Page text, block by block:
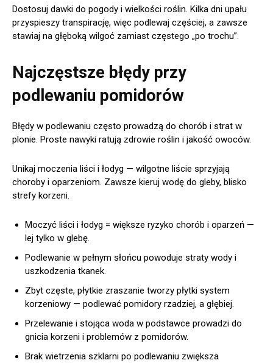
Dostosuj dawki do pogody i wielkości roślin. Kilka dni upału
przyspieszy transpirację, więc podlewaj częściej, a zawsze
stawiaj na głęboką wilgoć zamiast częstego „po trochu”.
Najczęstsze błędy przy
podlewaniu pomidorów
Błędy w podlewaniu często prowadzą do chorób i strat w
plonie. Proste nawyki ratują zdrowie roślin i jakość owoców.
Unikaj moczenia liści i łodyg — wilgotne liście sprzyjają
choroby i oparzeniom. Zawsze kieruj wodę do gleby, blisko
strefy korzeni.
Moczyć liści i łodyg = większe ryzyko chorób i oparzeń —
lej tylko w glebę.
Podlewanie w pełnym słońcu powoduje straty wody i
uszkodzenia tkanek.
Zbyt częste, płytkie zraszanie tworzy płytki system
korzeniowy — podlewać pomidory rzadziej, a głębiej.
Przelewanie i stojąca woda w podstawce prowadzi do
gnicia korzeni i problemów z pomidorów.
Brak wietrzenia szklarni po podlewaniu zwiększa